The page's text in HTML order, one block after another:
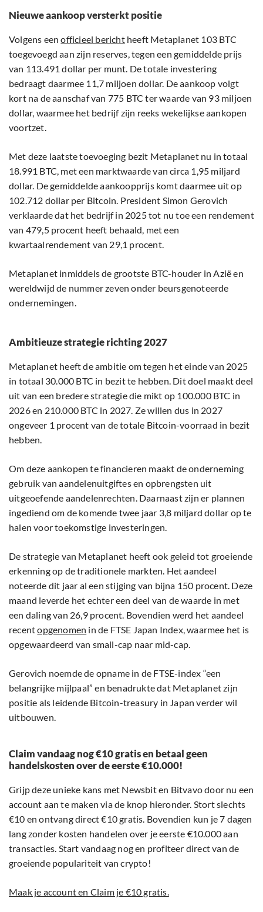
Nieuwe aankoop versterkt positie
Volgens eenofficieel berichtheeft Metaplanet 103 BTC
toegevoegd aan zijn reserves, tegen een gemiddelde prijs
van 113.491 dollar per munt. De totale investering
bedraagt daarmee 11,7 miljoen dollar. De aankoop volgt
kort na de aanschaf van 775 BTC ter waarde van 93 miljoen
dollar, waarmee het bedrijf zijn reeks wekelijkse aankopen
voortzet.
Met deze laatste toevoeging bezit Metaplanet nu in totaal
18.991 BTC, met een marktwaarde van circa 1,95 miljard
dollar. De gemiddelde aankoopprijs komt daarmee uit op
102.712 dollar per Bitcoin. President Simon Gerovich
verklaarde dat het bedrijf in 2025 tot nu toe een rendement
van 479,5 procent heeft behaald, met een
kwartaalrendement van 29,1 procent.
Metaplanet inmiddels de grootste BTC-houder in Azië en
wereldwijd de nummer zeven onder beursgenoteerde
ondernemingen.
Ambitieuze strategie richting 2027
Metaplanet heeft de ambitie om tegen het einde van 2025
in totaal 30.000 BTC in bezit te hebben. Dit doel maakt deel
uit van een bredere strategie die mikt op 100.000 BTC in
2026 en 210.000 BTC in 2027. Ze willen dus in 2027
ongeveer 1 procent van de totale Bitcoin-voorraad in bezit
hebben.
Om deze aankopen te financieren maakt de onderneming
gebruik van aandelenuitgiftes en opbrengsten uit
uitgeoefende aandelenrechten. Daarnaast zijn er plannen
ingediend om de komende twee jaar 3,8 miljard dollar op te
halen voor toekomstige investeringen.
De strategie van Metaplanet heeft ook geleid tot groeiende
erkenning op de traditionele markten. Het aandeel
noteerde dit jaar al een stijging van bijna 150 procent. Deze
maand leverde het echter een deel van de waarde in met
een daling van 26,9 procent. Bovendien werd het aandeel
recentopgenomen in de FTSE Japan Index, waarmee het is
opgewaardeerd van small-cap naar mid-cap.
Gerovich noemde de opname in de FTSE-index “een
belangrijke mijlpaal” en benadrukte dat Metaplanet zijn
positie als leidende Bitcoin-treasury in Japan verder wil
uitbouwen.
Claim vandaag nog €10 gratis en betaal geen
handelskosten over de eerste €10.000!
Grijp deze unieke kans met Newsbit en Bitvavo door nu een
account aan te maken via de knop hieronder. Stort slechts
€10 en ontvang direct €10 gratis. Bovendien kun je 7 dagen
lang zonder kosten handelen over je eerste €10.000 aan
transacties. Start vandaag nog en profiteer direct van de
groeiende populariteit van crypto!
Maak je account en Claim je €10 gratis.